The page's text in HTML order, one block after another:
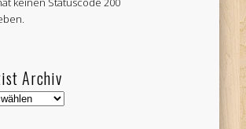
Archiv